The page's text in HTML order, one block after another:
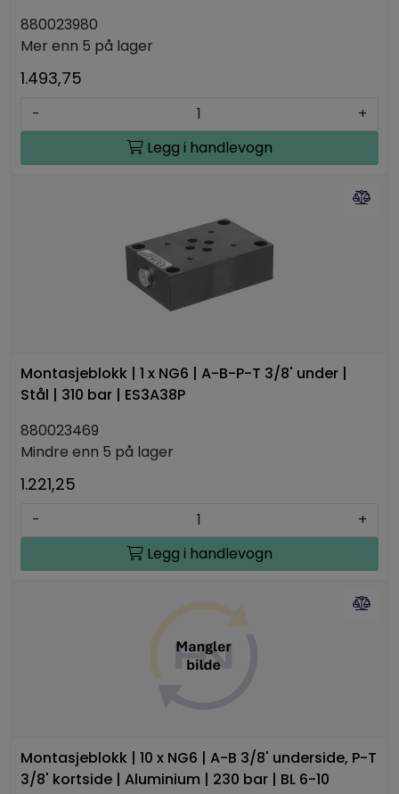
880023980
Mer enn 5 på lager
1.493,75
-
+
Legg i handlevogn
Montasjeblokk | 1 x NG6 | A-B-P-T 3/8' under |
Stål | 310 bar | ES3A38P
880023469
Mindre enn 5 på lager
1.221,25
-
+
Legg i handlevogn
Montasjeblokk | 10 x NG6 | A-B 3/8' underside, P-T
3/8' kortside | Aluminium | 230 bar | BL 6-10